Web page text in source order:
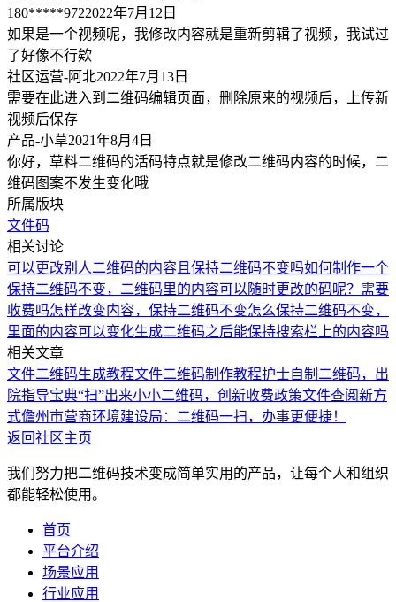
180*****9722022年7月12日
如果是一个视频呢，我修改内容就是重新剪辑了视频，我试过
了好像不行欸
社区运营-阿北2022年7月13日
需要在此进入到二维码编辑页面，删除原来的视频后，上传新
视频后保存
产品-小草2021年8月4日
你好，草料二维码的活码特点就是修改二维码内容的时候，二
维码图案不发生变化哦
所属版块
文件码
相关讨论
可以更改别人二维码的内容且保持二维码不变吗如何制作一个
保持二维码不变，二维码里的内容可以随时更改的码呢？需要
收费吗怎样改变内容，保持二维码不变怎么保持二维码不变，
里面的内容可以变化生成二维码之后能保持搜索栏上的内容吗
相关文章
文件二维码生成教程文件二维码制作教程护士自制二维码，出
院指导宝典“扫”出来小小二维码，创新收费政策文件查阅新方
式儋州市营商环境建设局：二维码一扫，办事更便捷！
返回社区主页
我们努力把二维码技术变成简单实用的产品，让每个人和组织
都能轻松使用。
首页
平台介绍
场景应用
行业应用